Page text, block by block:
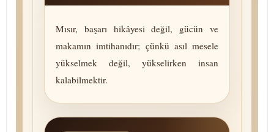
Mısır, başarı hikâyesi değil, gücün ve
makamın imtihanıdır; çünkü asıl mesele
yükselmek değil, yükselirken insan
kalabilmektir.